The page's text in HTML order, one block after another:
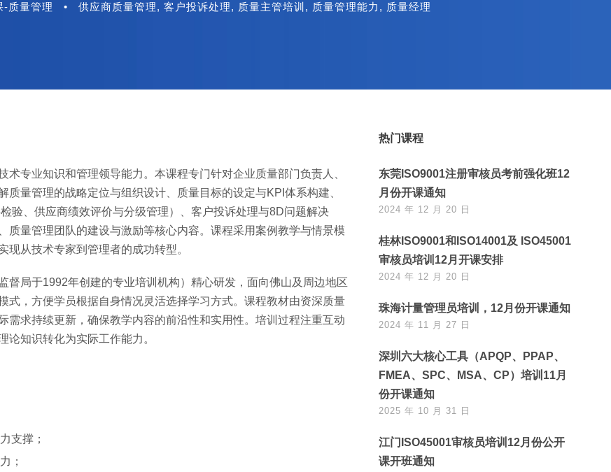
-质量管理 • 供应商质量管理, 客户投诉处理, 质量主管培训 , 质量管理能力 , 质量经理
专业知识和管理领导能力。本课程专门针对企业质量部门负责人、
量管理的战略定位与组织设计、质量目标的设定与KPI体系构建、
验、供应商绩效评价与分级管理）、客户投诉处理与8D问题解决
量管理团队的建设与激励等核心内容。课程采用案例教学与情景模
从技术专家到管理者的成功转型。
局于1992年创建的专业培训机构）精心研发，面向佛山及周边地区
式，方便学员根据自身情况灵活选择学习方式。课程教材由资深质量
求持续更新，确保教学内容的前沿性和实用性。培训过程注重互动
知识转化为实际工作能力。
支撑；
；
热门课程
东莞ISO9001注册审核员考前强化班12
月份开课通知
2024 年 12 月 20 日
桂林ISO9001和ISO14001及 ISO45001
审核员培训12月开课安排
2024 年 12 月 20 日
珠海计量管理员培训，12月份开课通知
2024 年 11 月 27 日
深圳六大核心工具（APQP、PPAP、
FMEA、SPC、MSA、CP）培训11月
份开课通知
2025 年 10 月 31 日
江门ISO45001审核员培训12月份公开
课开班通知